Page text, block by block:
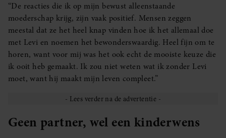
“De reacties die ik op mijn bewust alleenstaande
moederschap krijg, zijn vaak positief. Mensen zeggen
meestal dat ze het heel knap vinden hoe ik het allemaal doe
met Levi en noemen het bewonderswaardig. Heel fijn om te
horen, want voor mij was het ook echt de mooiste keuze die
ik ooit heb gemaakt. Ik zou niet weten wat ik zonder Levi
moet, want hij maakt mijn leven compleet.”
Geen partner, wel een kinderwens